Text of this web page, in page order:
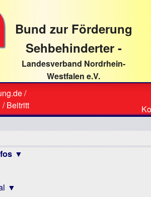
Bund zur Förderung
Sehbehinderter -
Landesverband Nordrhein-
Westfalen e.V.
/
/Beitritt
▼
▼